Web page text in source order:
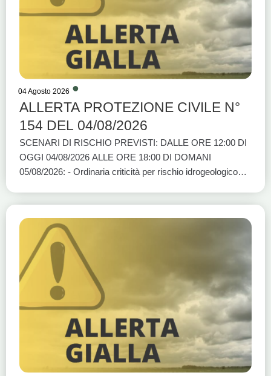
04 Agosto 2026
ALLERTA PROTEZIONE CIVILE N°
154 DEL 04/08/2026
SCENARI DI RISCHIO PREVISTI: DALLE ORE 12:00 DI
OGGI 04/08/2026 ALLE ORE 18:00 DI DOMANI
05/08/2026: - Ordinaria criticità per rischio idrogeologico